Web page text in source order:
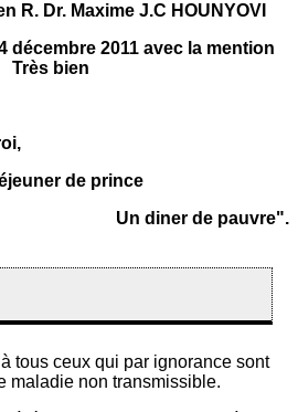
R. Dr. Maxime J.C HOUNYOVI
décembre 2011 avec la mention
Très bien
de prince
Un diner de pauvre".
tous ceux qui par ignorance sont
maladie non transmissible.